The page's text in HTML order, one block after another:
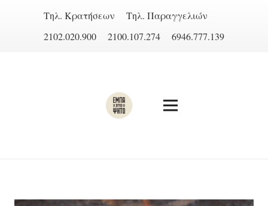
Τηλ. Κρατήσεων
Τηλ. Παραγγελιών
2102.020.900
2100.107.274 6946.777.139